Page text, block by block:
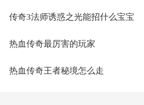
传奇3法师诱惑之光能招什么宝宝
热血传奇最厉害的玩家
热血传奇王者秘境怎么走